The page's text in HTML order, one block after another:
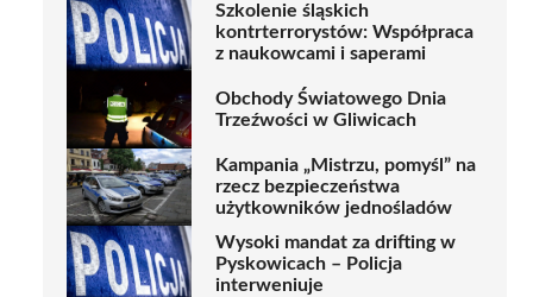
Szkolenie śląskich
kontrterrorystów: Współpraca
z naukowcami i saperami
Obchody Światowego Dnia
Trzeźwości w Gliwicach
Kampania „Mistrzu, pomyśl” na
rzecz bezpieczeństwa
użytkowników jednośladów
Wysoki mandat za drifting w
Pyskowicach – Policja
interweniuje